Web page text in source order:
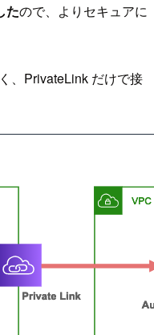
たので、よりセキュアに
、PrivateLink だけで接